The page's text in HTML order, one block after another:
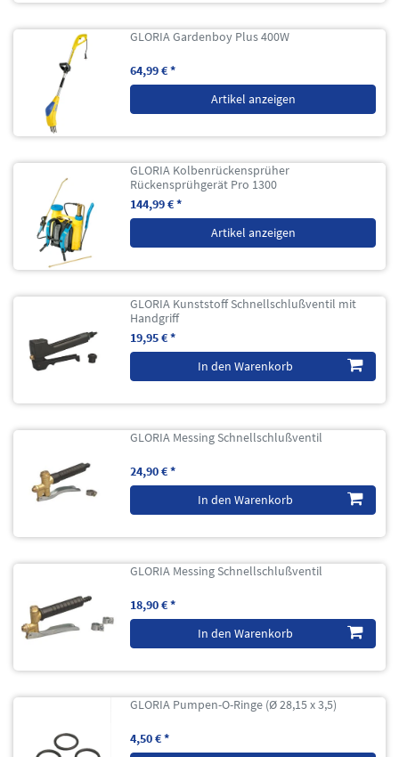
GLORIA Gardenboy Plus 400W
64,99 € *
Artikel anzeigen
GLORIA Kolbenrückensprüher
Rückensprühgerät Pro 1300
144,99 € *
Artikel anzeigen
GLORIA Kunststoff Schnellschlußventil mit
Handgriff
19,95 € *
In den Warenkorb
GLORIA Messing Schnellschlußventil
24,90 € *
In den Warenkorb
GLORIA Messing Schnellschlußventil
18,90 € *
In den Warenkorb
GLORIA Pumpen-O-Ringe (Ø 28,15 x 3,5)
4,50 € *